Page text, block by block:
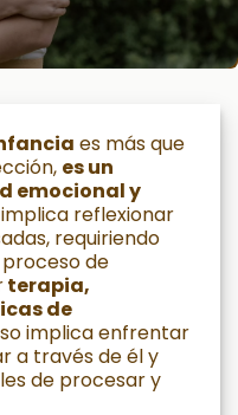
es más que
es un
emocional y
reflexionar
requiriendo
de
terapia,
de
implica enfrentar
a través de él y
de procesar y